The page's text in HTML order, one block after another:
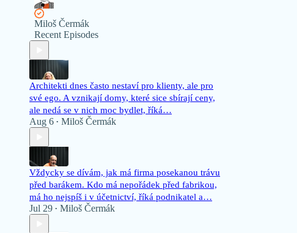
Miloš Čermák
Recent Episodes
Architekti dnes často nestaví pro klienty, ale pro
své ego. A vznikají domy, které sice sbírají ceny,
ale nedá se v nich moc bydlet, říká…
Aug 6 • Miloš Čermák
Vždycky se dívám, jak má firma posekanou trávu
před barákem. Kdo má nepořádek před fabrikou,
má ho nejspíš i v účetnictví, říká podnikatel a…
Jul 29 • Miloš Čermák